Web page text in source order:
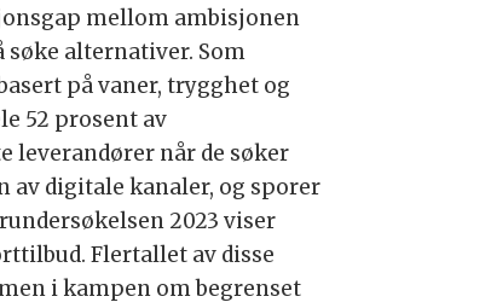
mellom ambisjonen
alternativer. Som
på vaner, trygghet og
52 prosent av
leverandører når de søker
digitale kanaler, og sporer
2023 viser
Flertallet av disse
i kampen om begrenset